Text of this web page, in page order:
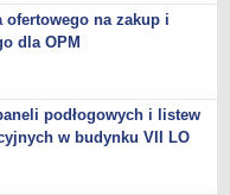
ofertowego na zakup i
dla OPM
podłogowych i listew
w budynku VII LO